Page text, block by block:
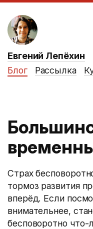
Евгений Лепёхин
Блог
Рассылка
Страх
тормоз развития
вперёд. Если
внимательнее,
бесповоротно что-